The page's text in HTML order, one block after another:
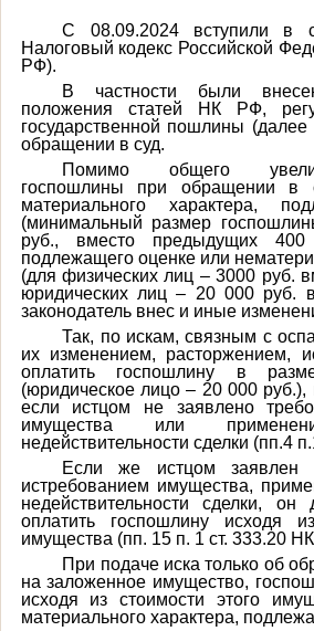
С 08.09.2024 вступили в
Налоговый кодекс Российской
РФ).
В частности были
положения статей НК РФ,
государственной пошлины
обращении в суд.
Помимо общего
госпошлины при обращении в
материального характера,
(минимальный размер
руб., вместо предыдущих
подлежащего оценке или
(для физических лиц – 3000 руб.
юридических лиц – 20 000 руб.
законодатель внес и иные
Так, по искам, связным с
их изменением, расторжением,
оплатить госпошлину в
(юридическое лицо – 20 000 руб.),
если истцом не заявлено
имущества или
недействительности сделки (пп.4
Если же истцом заявлен
истребованием имущества,
недействительности сделки,
оплатить госпошлину исходя
имущества (пп. 15 п. 1 ст. 333.20
При подаче иска только об
на заложенное имущество,
исходя из стоимости этого
материального характера,